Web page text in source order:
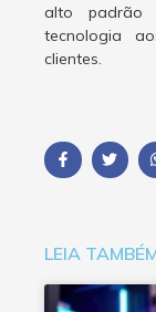
alto padrão
tecnologia
clientes.
LEIA